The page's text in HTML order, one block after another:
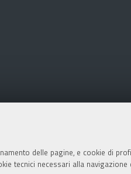
delle pagine, e cookie di
tecnici necessari alla